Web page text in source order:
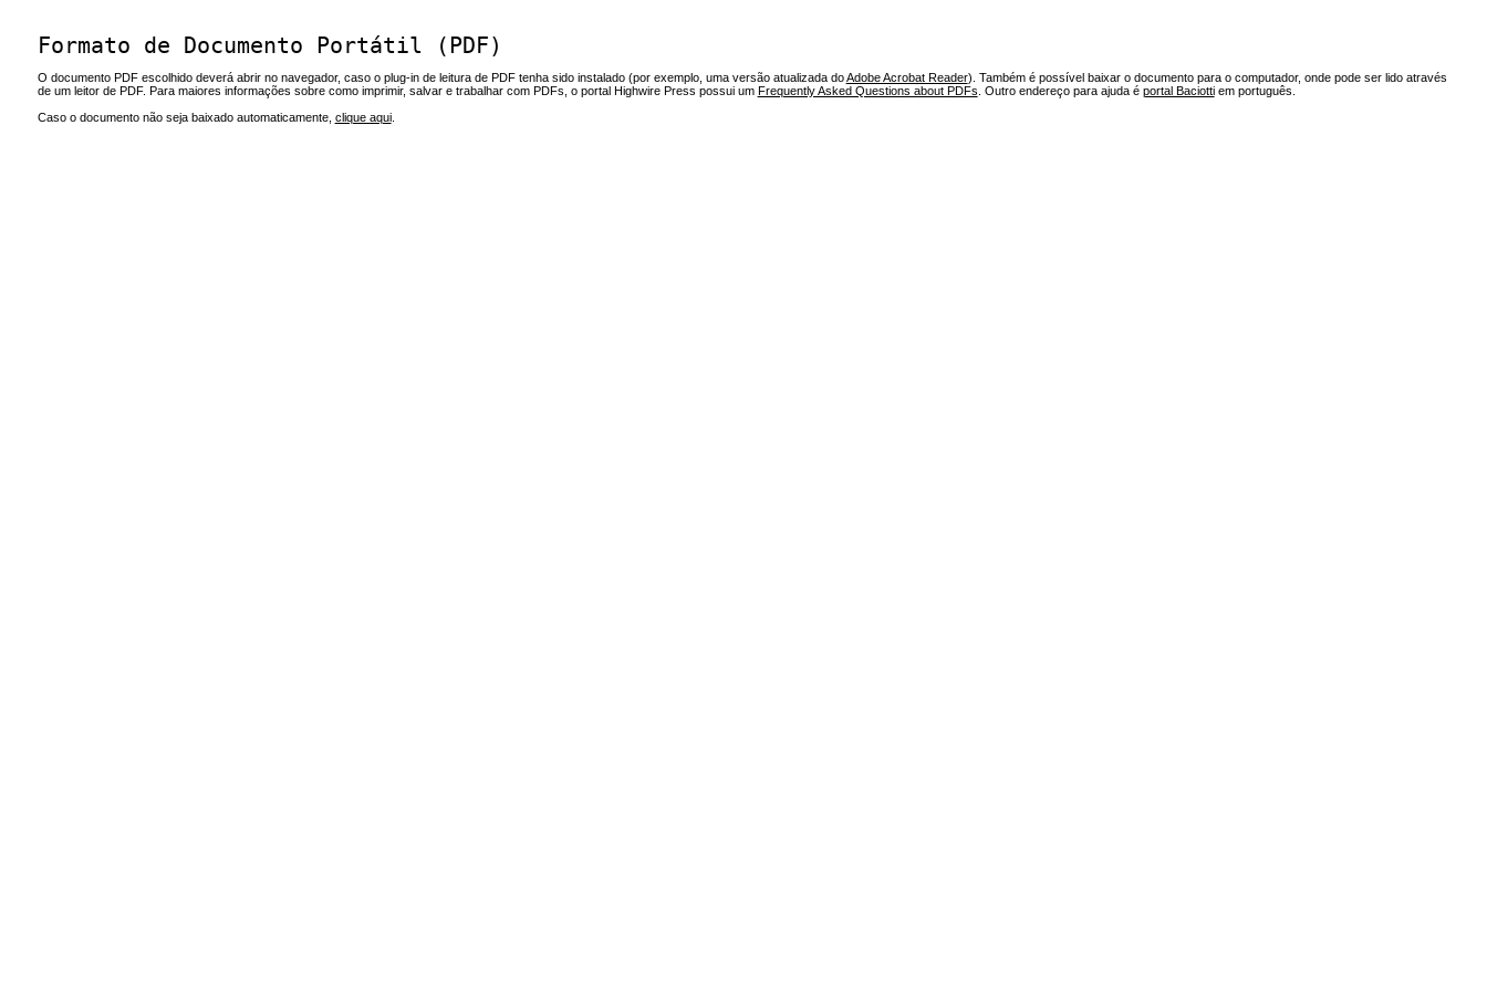
Formato de Documento Portátil (PDF)
O documento PDF escolhido deverá abrir no navegador, caso o plug-in de leitura de PDF tenha sido instalado (por exemplo, uma versão atualizada doAdobe Acrobat Reader). Também é possível baixar o documento para o computador, onde pode ser lido através
de um leitor de PDF. Para maiores informações sobre como imprimir, salvar e trabalhar com PDFs, o portal Highwire Press possui um Frequently Asked Questions about PDFs . Outro endereço para ajuda é portal Baciottiem português.
Caso o documento não seja baixado automaticamente, clique aqui.